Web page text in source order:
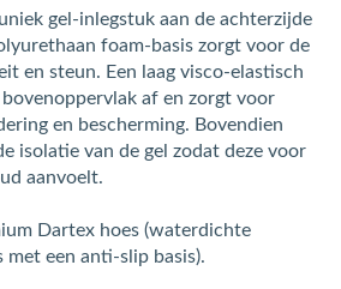
gel-inlegstuk aan de achterzijde
foam-basis zorgt voor de
en steun. Een laag visco-elastisch
af en zorgt voor
en bescherming. Bovendien
isolatie van de gel zodat deze voor
aanvoelt.
Dartex hoes (waterdichte
met een anti-slip basis).